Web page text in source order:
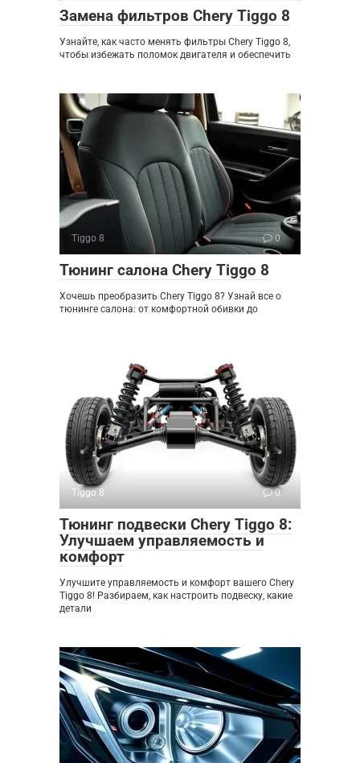
Замена фильтров Chery Tiggo 8
Узнайте, как часто менять фильтры Chery Tiggo 8,
чтобы избежать поломок двигателя и обеспечить
Tiggo 8 0
Тюнинг салона Chery Tiggo 8
Хочешь преобразить Chery Tiggo 8? Узнай все о
тюнинге салона: от комфортной обивки до
Tiggo 8 0
Тюнинг подвески Chery Tiggo 8:
Улучшаем управляемость и
комфорт
Улучшите управляемость и комфорт вашего Chery
Tiggo 8! Разбираем, как настроить подвеску, какие
детали